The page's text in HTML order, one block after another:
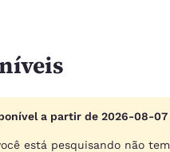
a partir de 2026-08-
está pesquisando não